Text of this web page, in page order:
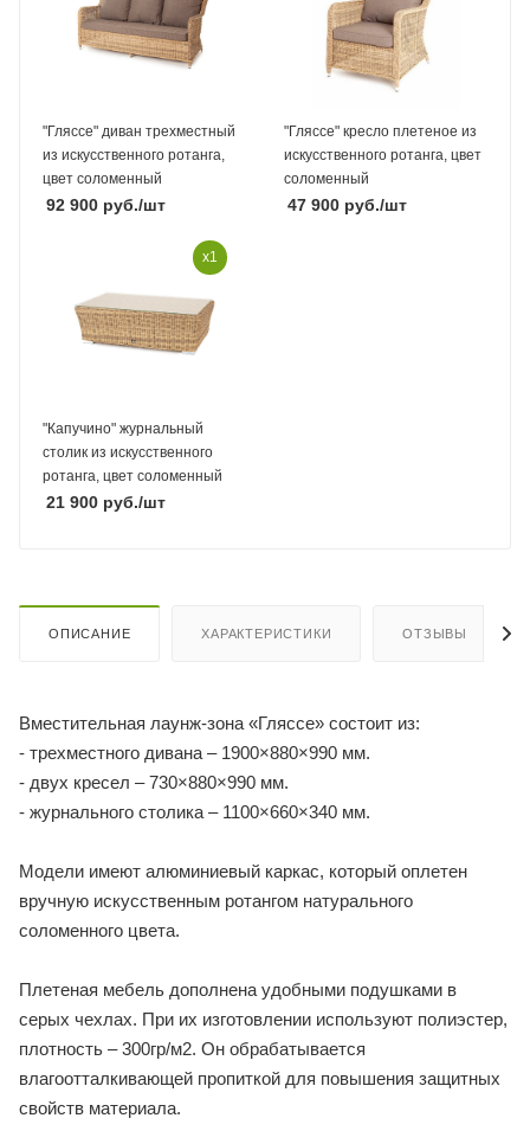
"Гляссе" диван трехместный
из искусственного ротанга,
цвет соломенный
92 900руб./шт
"Гляссе" кресло плетеное из
искусственного ротанга, цвет
соломенный
47 900 руб./шт
x1
"Капучино" журнальный
столик из искусственного
ротанга, цвет соломенный
21 900руб./шт
ОПИСАНИЕ ХАРАКТЕРИСТИКИ ОТЗЫВЫ
Вместительная лаунж-зона «Гляссе» состоит из:
- трехместного дивана – 1900×880×990 мм.
- двух кресел – 730×880×990 мм.
- журнального столика – 1100×660×340 мм.
Модели имеют алюминиевый каркас, который оплетен
вручную искусственным ротангом натурального
соломенного цвета.
Плетеная мебель дополнена удобными подушками в
серых чехлах. При их изготовлении используют полиэстер,
плотность – 300гр/м2. Он обрабатывается
влагоотталкивающей пропиткой для повышения защитных
свойств материала.